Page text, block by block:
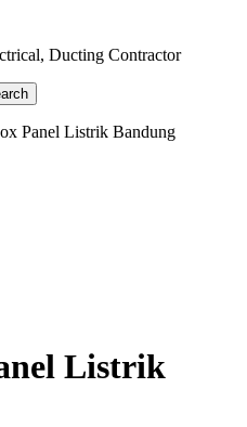
Ducting Contractor
Panel Listrik Bandung
Listrik